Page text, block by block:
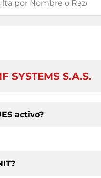
SYSTEMS S.A.S.
activo?